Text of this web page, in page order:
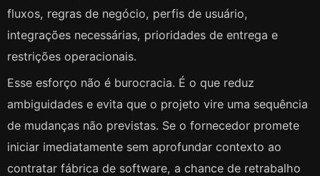
fluxos, regras de negócio, perfis de usuário,
integrações necessárias, prioridades de entrega e
restrições operacionais.
Esse esforço não é burocracia. É o que reduz
ambiguidades e evita que o projeto vire uma sequência
de mudanças não previstas. Se o fornecedor promete
iniciar imediatamente sem aprofundar contexto ao
contratar fábrica de software, a chance de retrabalho